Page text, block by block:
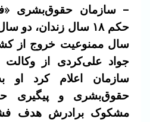
– سازمان حقوق‌بشری
حکم ۱۸ سال زندان، دو
سال ممنوعیت خروج از
جواد علی‌کردی از
سازمان اعلام کرد او
حقوق‌بشری و پیگیری
مشکوک برادرش هدف